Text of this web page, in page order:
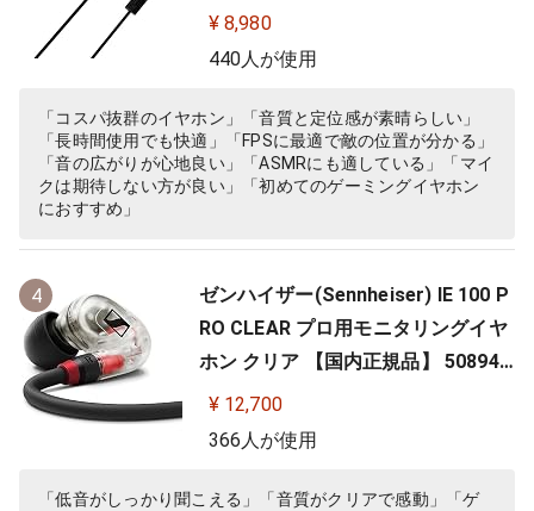
【ゲーム/VR/バイノーラル/ASMR /
360オーディオ推奨】
¥ 8,980
440人が使用
「コスパ抜群のイヤホン」「音質と定位感が素晴らしい」
「長時間使用でも快適」「FPSに最適で敵の位置が分かる」
「音の広がりが心地良い」「ASMRにも適している」「マイ
クは期待しない方が良い」「初めてのゲーミングイヤホン
におすすめ」
4
ゼンハイザー(Sennheiser) IE 100 P
RO CLEAR プロ用モニタリングイヤ
ホン クリア 【国内正規品】 508941
カナル型 有線イヤホン
¥ 12,700
366人が使用
「低音がしっかり聞こえる」「音質がクリアで感動」「ゲ